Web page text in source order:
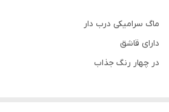
ماگ سرامیکی درب دار
دارای قاشق
در چهار رنگ جذاب